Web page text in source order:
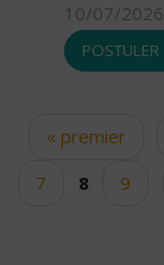
10/07/2026
POSTULER
Pages« premier
7
8 9